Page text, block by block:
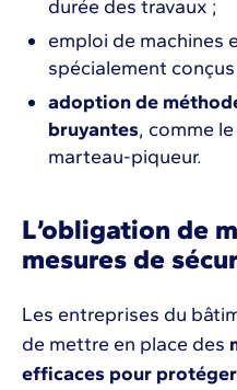
durée des travaux ;
emploi de machines
spécialement
adoption de
bruyantes, comme
marteau-piqueur.
L’obligation de
mesures de
Les entreprises du
de mettre en place des
efficaces pour